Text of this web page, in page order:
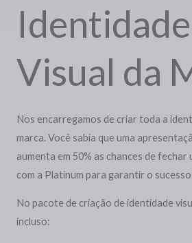
Identidade
Visual da
Nos encarregamos de criar toda a
marca. Você sabia que uma
aumenta em 50% as chances de fechar
com a Platinum para garantir o sucesso
No pacote de criação de identidade
incluso: